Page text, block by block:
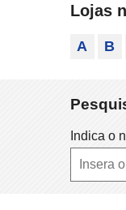
Lojas
A B
Indica o